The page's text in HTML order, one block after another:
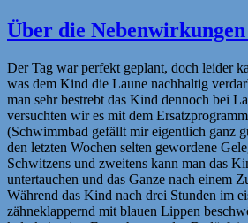
Über die
Der Tag war perfekt geplant, doch leider
was dem Kind die Laune nachhaltig
man sehr bestrebt das Kind dennoch bei
versuchten wir es mit dem
(Schwimmbad gefällt mir eigentlich ganz
den letzten Wochen selten gewordene
Schwitzens und zweitens kann man das
untertauchen und das Ganze nach einem
Während das Kind nach drei Stunden im
zähneklappernd mit blauen Lippen